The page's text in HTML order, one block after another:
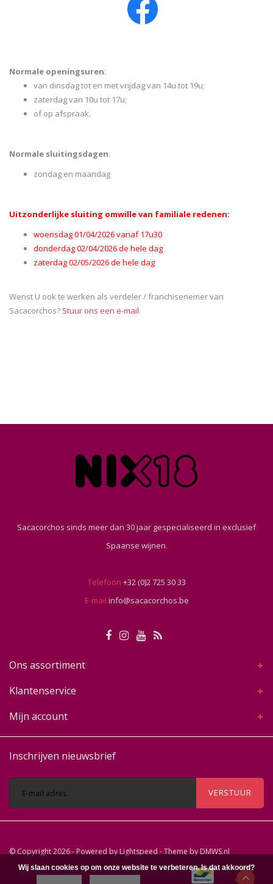
Normale openingsuren:
van dinsdag tot en met vrijdag van 14u tot 19u;
zaterdag van 10u tot 17u;
of op afspraak.
Normale sluitingsdagen:
zondag en maandag
Uitzonderlijke sluiting omwille van familiale redenen:
woensdag 01/04/2026 vanaf 17u30
donderdag 02/04/2026 de hele dag
zaterdag 02/05/2026 de hele dag
Wenst U ook te werken als verdeler / franchisenemer van
Sacacorchos? Stuur ons een e-mail.
Sacacorchos sinds meer dan 30 jaar gespecialiseerd in exclusief
Spaanse wijnen.
Telefoon +32 (0)2 725 30 33
E-mail info@sacacorchos.be
Ons assortiment
Klantenservice
Mijn account
Inschrijven nieuwsbrief
VERSTUUR
© Copyright 2026 - Powered by Lightspeed - Theme by DMWS.nl
Wij slaan cookies op om onze website te verbeteren. Is dat akkoord?